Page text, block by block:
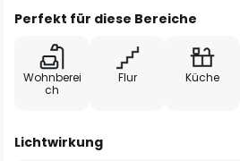
Perfekt für diese Bereiche
Wohnberei
ch
Flur Küche
Lichtwirkung